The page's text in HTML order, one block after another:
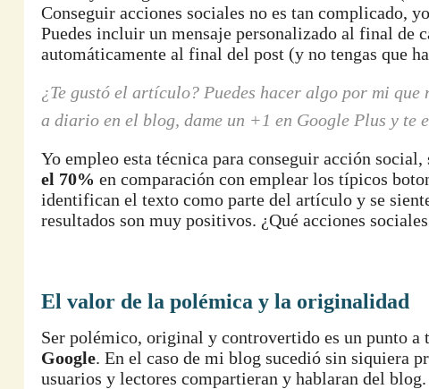
Conseguir acciones sociales no es tan complicado,
Puedes incluir un mensaje personalizado al final de
automáticamente al final del post (y no tengas que
¿Te gustó el artículo? Puedes hacer algo por mi
a diario en el blog, dame un +1 en Google Plus y
Yo empleo esta técnica para conseguir acción
el 70% en comparación con emplear los típicos
identifican el texto como parte del artículo y se
resultados son muy positivos. ¿Qué acciones
El valor de la polémica y la originalidad
Ser polémico, original y controvertido es un punto a
Google. En el caso de mi blog sucedió sin siquiera
usuarios y lectores compartieran y hablaran del